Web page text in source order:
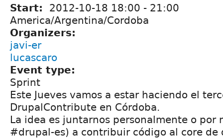
Start: 2012-10-18 18:00 - 21:00
America/Argentina/Cordoba
Organizers:
javi-er
lucascaro
Event type:
Sprint
Este Jueves vamos a estar haciendo el
DrupalContribute en Córdoba.
La idea es juntarnos personalmente o por
#drupal-es) a contribuir código al core de